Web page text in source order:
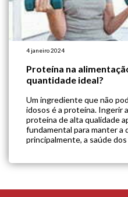
4 janeiro 2024
Proteína na
quantidade ideal?
Um ingrediente que não
idosos é a proteína. Ingerir
proteína de alta qualidade
fundamental para manter a
principalmente, a saúde